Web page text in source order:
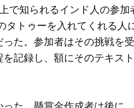
で知られるインド人の参加
タトゥーを入れてくれる人
た。参加者はその挑戦を
記録し、額にそのテキス